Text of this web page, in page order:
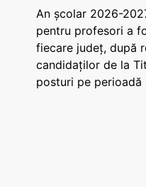
An școlar 2026-
pentru profesori a
fiecare județ, după
candidaților de la
posturi pe perioadă